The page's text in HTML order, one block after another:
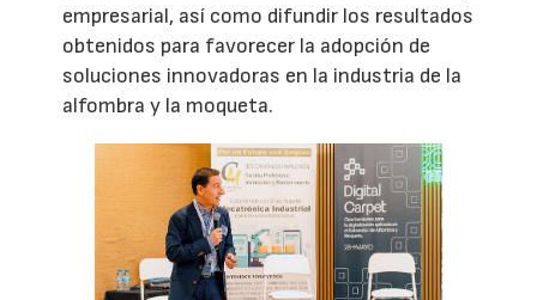
empresarial, así como difundir los resultados
obtenidos para favorecer la adopción de
soluciones innovadoras en la industria de la
alfombra y la moqueta.